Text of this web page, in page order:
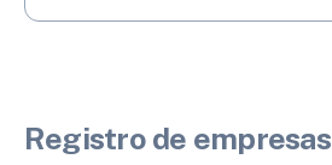
Registro de empresas